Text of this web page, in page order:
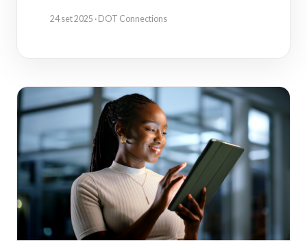
24 set 2025 · DOT Connections